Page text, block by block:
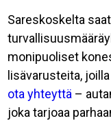
Sareskoskelta
monipuoliset
lisävarusteita,
ota yhteyttä –
joka tarjoaa